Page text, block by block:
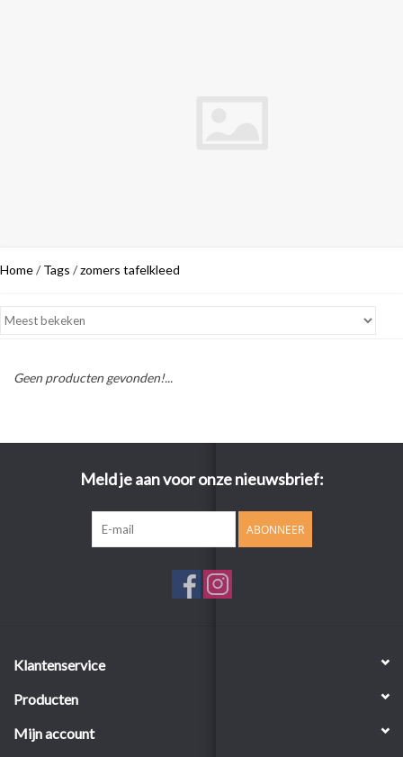
Home/ Tags /zomers tafelkleed
Geen producten gevonden!...
Meld je aan voor onze nieuwsbrief:
ABONNEER
Klantenservice
Producten
Mijn account